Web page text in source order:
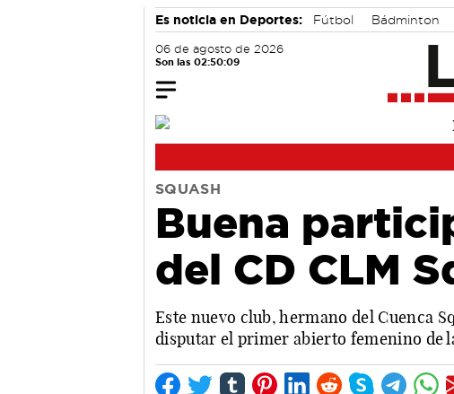
Es noticia en Deportes: Fútbol Bádminton
06 de agosto de 2026
Son las 02:50:10
SQUASH
Buena
del CD CLM
Este nuevo club, hermano del Cuenca
disputar el primer abierto femenino de